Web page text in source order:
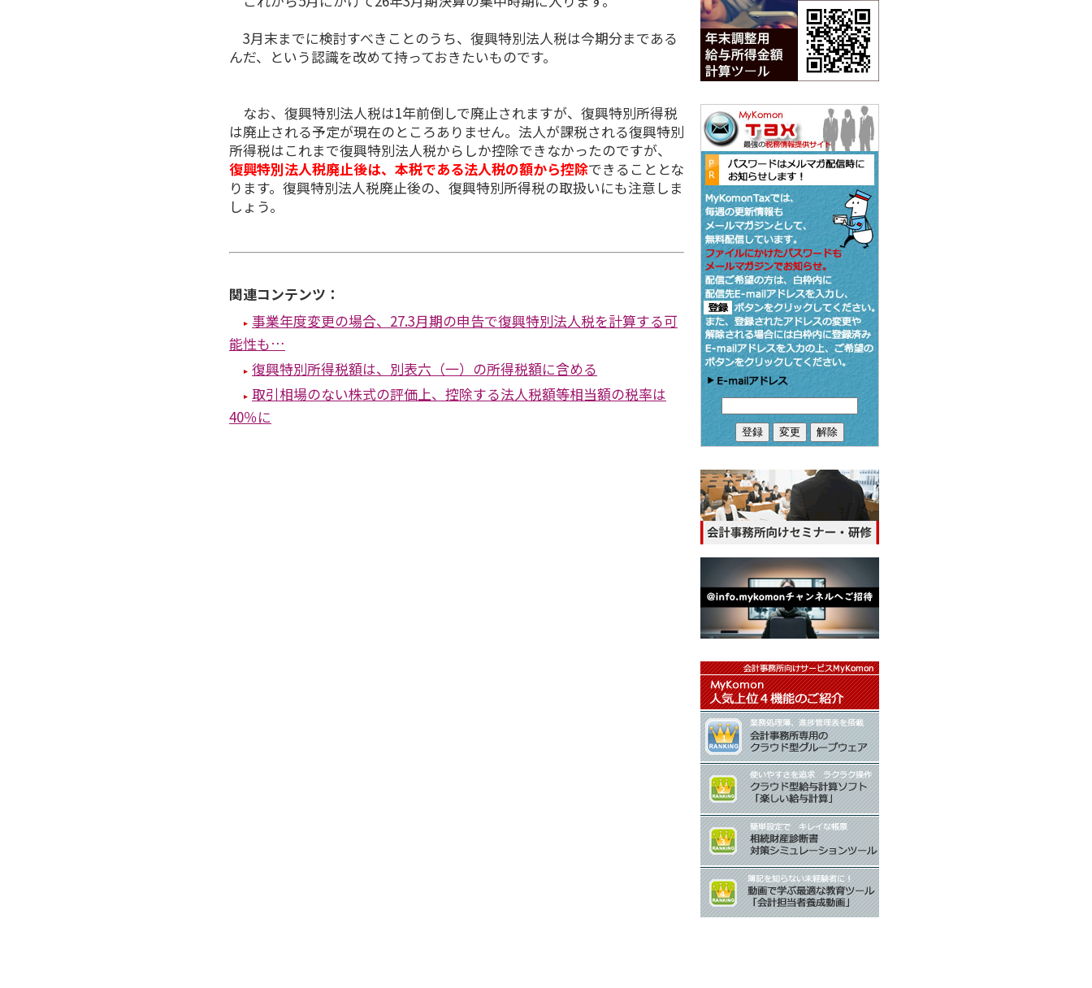
3月末までに検討すべきことのうち、復興特別法人税は今期分まである
んだ、という認識を改めて持っておきたいものです。
なお、復興特別法人税は1年前倒しで廃止されますが、復興特別所得税
は廃止される予定が現在のところありません。法人が課税される復興特別
所得税はこれまで復興特別法人税からしか控除できなかったのですが、
復興特別法人税廃止後は、本税である法人税の額から控除できることとな
ります。復興特別法人税廃止後の、復興特別所得税の取扱いにも注意しま
しょう。
関連コンテンツ：
事業年度変更の場合、27.3月期の申告で復興特別法人税を計算する可
能性も…
復興特別所得税額は、別表六（一）の所得税額に含める
取引相場のない株式の評価上、控除する法人税額等相当額の税率は
40％に